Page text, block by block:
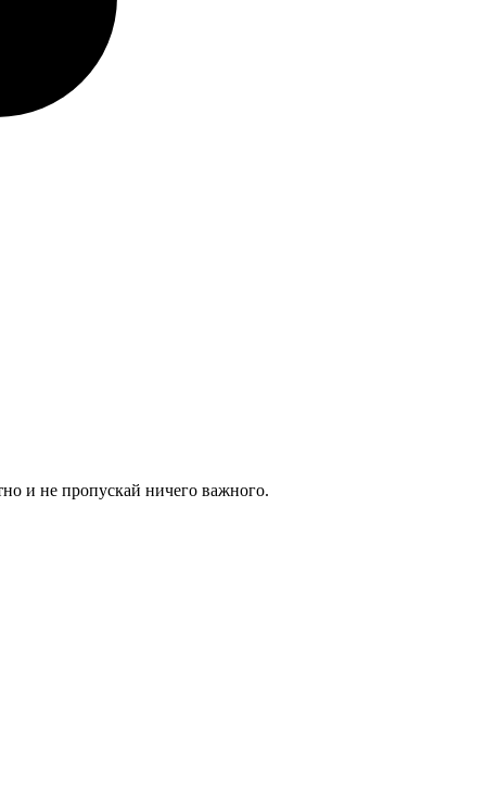
и не пропускай ничего важного.